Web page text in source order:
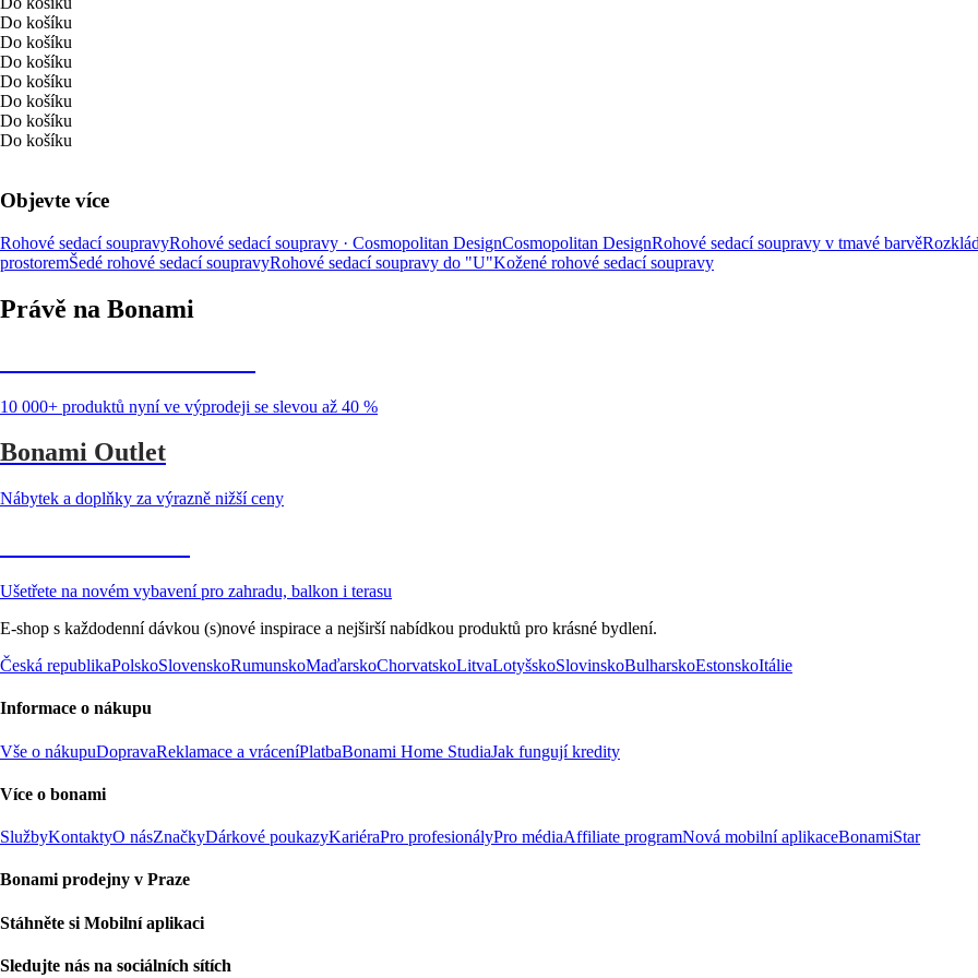
Do košíku
Do košíku
Do košíku
Do košíku
Do košíku
Do košíku
Do košíku
Objevte více
Rohové sedací soupravyRohové sedací soupravy · Cosmopolitan DesignCosmopolitan DesignRohové sedací soupravy v tmavé barvě
prostoremŠedé rohové sedací soupravyRohové sedací soupravy do "U"Kožené rohové sedací soupravy
Právě na Bonami
10 000+ produktů nyní ve výprodeji se slevou až 40 %
Bonami Outlet
Nábytek a doplňky za výrazně nižší ceny
Ušetřete na novém vybavení pro zahradu, balkon i terasu
E-shop s každodenní dávkou (s)nové inspirace a nejširší nabídkou produktů pro krásné bydlení.
Česká republikaPolskoSlovenskoRumunskoMaďarskoChorvatskoLitvaLotyšskoSlovinskoBulharskoEstonskoItálie
Informace o nákupu
Vše o nákupuDopravaReklamace a vráceníPlatbaBonami Home StudiaJak fungují kredity
Více o bonami
SlužbyKontaktyO násZnačkyDárkové poukazyKariéraPro profesionályPro médiaAffiliate programNová mobilní aplikaceBonamiStar
Bonami prodejny v Praze
Stáhněte si Mobilní aplikaci
Sledujte nás na sociálních sítích